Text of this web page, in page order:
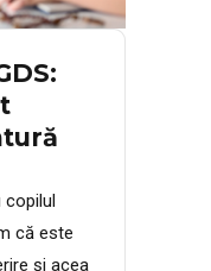
copilul
că este
și acea